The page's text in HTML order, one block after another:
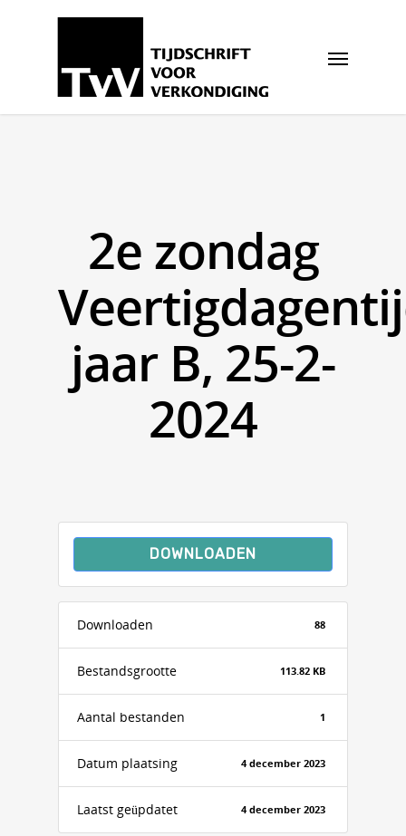
2e zondag
jaar B, 25-2-
2024
DOWNLOADEN
Downloaden 88
Bestandsgrootte 113.82 KB
Aantal bestanden 1
Datum plaatsing 4 december 2023
Laatst geüpdatet 4 december 2023